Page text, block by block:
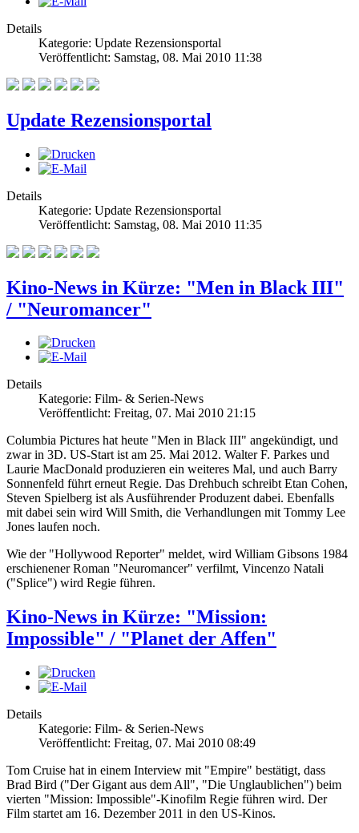
Details
Kategorie: Update Rezensionsportal
Veröffentlicht: Samstag, 08. Mai 2010 11:38
Update Rezensionsportal
Details
Kategorie: Update Rezensionsportal
Veröffentlicht: Samstag, 08. Mai 2010 11:35
Kino-News in Kürze: "Men in Black III"
/ "Neuromancer"
Details
Kategorie: Film- & Serien-News
Veröffentlicht: Freitag, 07. Mai 2010 21:15
Columbia Pictures hat heute "Men in Black III" angekündigt, und
zwar in 3D. US-Start ist am 25. Mai 2012. Walter F. Parkes und
Laurie MacDonald produzieren ein weiteres Mal, und auch Barry
Sonnenfeld führt erneut Regie. Das Drehbuch schreibt Etan Cohen,
Steven Spielberg ist als Ausführender Produzent dabei. Ebenfalls
mit dabei sein wird Will Smith, die Verhandlungen mit Tommy Lee
Jones laufen noch.
Wie der "Hollywood Reporter" meldet, wird William Gibsons 1984
erschienener Roman "Neuromancer" verfilmt, Vincenzo Natali
("Splice") wird Regie führen.
Kino-News in Kürze: "Mission:
Impossible" / "Planet der Affen"
Details
Kategorie: Film- & Serien-News
Veröffentlicht: Freitag, 07. Mai 2010 08:49
Tom Cruise hat in einem Interview mit "Empire" bestätigt, dass
Brad Bird ("Der Gigant aus dem All", "Die Unglaublichen") beim
vierten "Mission: Impossible"-Kinofilm Regie führen wird. Der
Film startet am 16. Dezember 2011 in den US-Kinos.